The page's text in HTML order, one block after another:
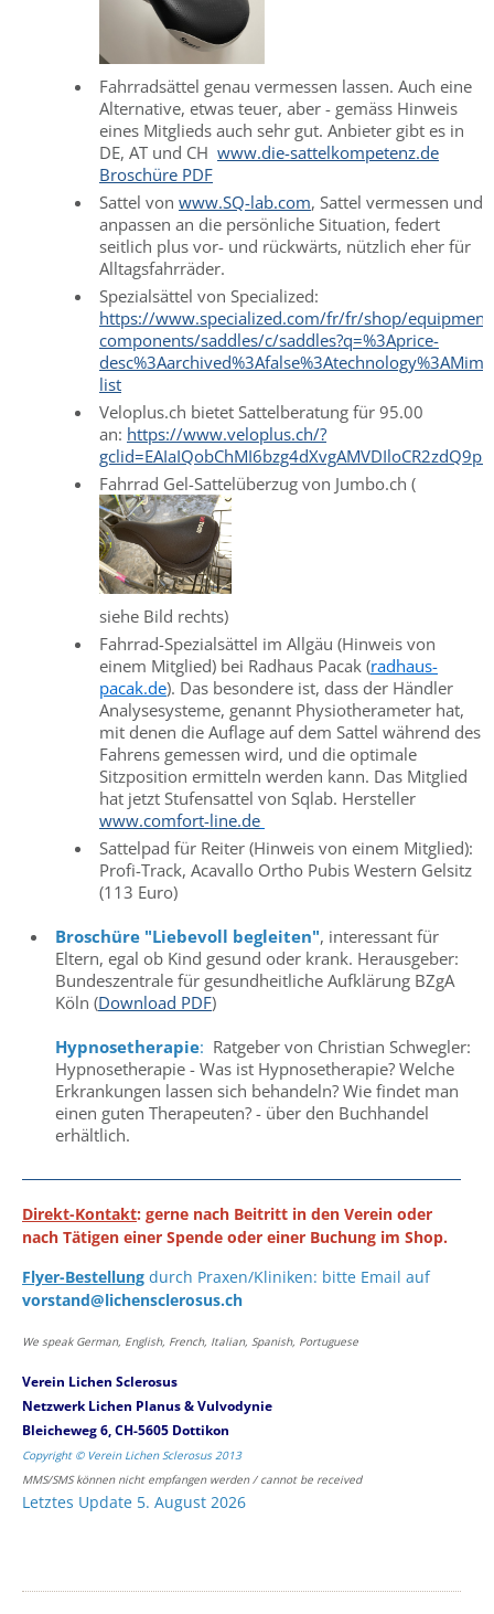
Fahrradsättel genau vermessen lassen. Auch eine
Alternative, etwas teuer, aber - gemäss Hinweis
eines Mitglieds auch sehr gut. Anbieter gibt es in
DE, AT und CH www.die-sattelkompetenz.de
Broschüre PDF
Sattel von www.SQ-lab.com, Sattel vermessen und
anpassen an die persönliche Situation, federt
seitlich plus vor- und rückwärts, nützlich eher für
Alltagsfahrräder.
Spezialsättel von Specialized:
https://www.specialized.com/fr/fr/shop/
components/saddles/c/saddles?q=%3Aprice-
list
Veloplus.ch bietet Sattelberatung für 95.00
an: https://www.veloplus.ch/?
Fahrrad Gel-Sattelüberzug von Jumbo.ch (
siehe Bild rechts)
Fahrrad-Spezialsättel im Allgäu (Hinweis von
einem Mitglied) bei Radhaus Pacak (radhaus-
pacak.de). Das besondere ist, dass der Händler
Analysesysteme, genannt Physiotherameter hat,
mit denen die Auflage auf dem Sattel während des
Fahrens gemessen wird, und die optimale
Sitzposition ermitteln werden kann. Das Mitglied
hat jetzt Stufensattel von Sqlab. Hersteller
www.comfort-line.de
Sattelpad für Reiter (Hinweis von einem Mitglied):
Profi-Track, Acavallo Ortho Pubis Western Gelsitz
(113 Euro)
Broschüre "Liebevoll begleiten", interessant für
Eltern, egal ob Kind gesund oder krank. Herausgeber:
Bundeszentrale für gesundheitliche Aufklärung BZgA
Köln (Download PDF)
Hypnosetherapie: Ratgeber von Christian Schwegler:
Hypnosetherapie - Was ist Hypnosetherapie? Welche
Erkrankungen lassen sich behandeln? Wie findet man
einen guten Therapeuten? - über den Buchhandel
erhältlich.
Direkt-Kontakt: gerne nach Beitritt in den Verein oder
nach Tätigen einer Spende oder einer Buchung im Shop.
Flyer-Bestellung durch Praxen/Kliniken: bitte Email auf
vorstand@lichensclerosus.ch
We speak German, English, French, Italian, Spanish, Portuguese
Verein Lichen Sclerosus
Netzwerk Lichen Planus & Vulvodynie
Bleicheweg 6, CH-5605 Dottikon
Copyright © Verein Lichen Sclerosus 2013
MMS/SMS können nicht empfangen werden / cannot be received
Letztes Update 5. August 2026